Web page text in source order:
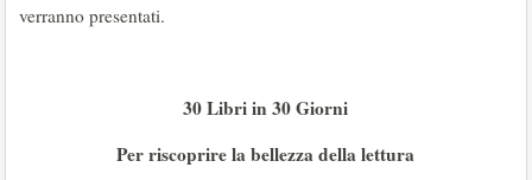
verranno presentati.
30 Libri in 30 Giorni
Per riscoprire la bellezza della lettura